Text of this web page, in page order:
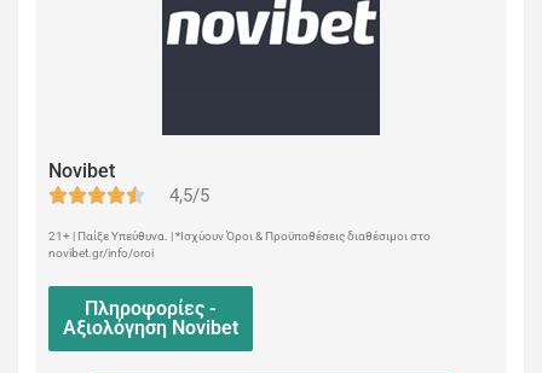
Novibet
4,5/5
21+ | Παίξε Υπεύθυνα. | *Ισχύουν Όροι & Προϋποθέσεις διαθέσιμοι στο
novibet.gr/info/oroi
Πληροφορίες -
Αξιολόγηση Novibet